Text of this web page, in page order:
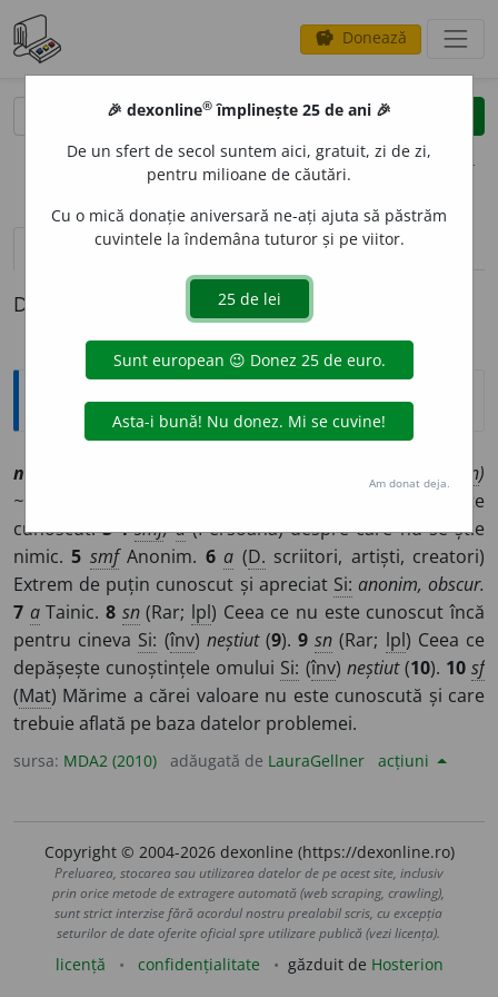
savings Donează
clear
opțiuni
definiții (1) pronunțievolume_up (50)
Definiția cu ID-ul 1142350:
Explicative DEX
necunosc sn)
~uri
(Om) care nu este
cunoscut.3-4 smf, a(Persoană) despre care nu se știe
nimic.5 smfAnonim. 6 a (D. scriitori, artiști, creatori)
Extrem de puțin cunoscut și apreciat Si: anonim, obscur.
7 aTainic.8 sn(Rar; lpl) Ceea ce nu este cunoscut încă
pentru cineva Si: (înv) neștiut(9).9 sn (Rar; lpl) Ceea ce
depășește cunoștințele omului Si: (înv) neștiut(10). 10 sf
(Mat) Mărime a cărei valoare nu este cunoscută și care
trebuie aflată pe baza datelor problemei.
sursa: MDA2 (2010) adăugată de LauraGellner acțiuni
Copyright © 2004-2026 dexonline (https://dexonline.ro)
Preluarea, stocarea sau utilizarea datelor de pe acest site, inclusiv
prin orice metode de extragere automată (web scraping, crawling),
sunt strict interzise fără acordul nostru prealabil scris, cu excepția
seturilor de date oferite oficial spre utilizare publică (vezi licența).
licență confidențialitate găzduit de Hosterion
🎉 dexonline® împlinește 25 de ani 🎉
De un sfert de secol suntem aici, gratuit, zi de zi,
pentru milioane de căutări.
Cu o mică donație aniversară ne-ați ajuta să păstrăm
cuvintele la îndemâna tuturor și pe viitor.
Am donat deja.